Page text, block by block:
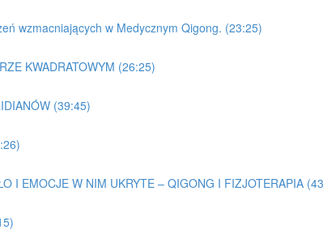
wzmacniających w Medycznym Qigong. (23:25)
KWADRATOWYM (26:25)
(39:45)
I EMOCJE W NIM UKRYTE – QIGONG I FIZJOTERAPIA